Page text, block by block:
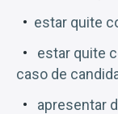
estar quite
estar quite
caso de
apresentar